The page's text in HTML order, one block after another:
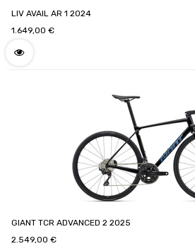
LIV AVAIL AR 1 2024
1.649,00 €
GIANT TCR ADVANCED 2 2025
2.549,00 €